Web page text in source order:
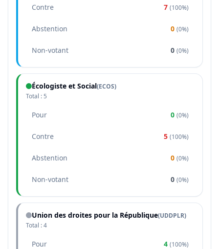
Contre 7 (100%)
Abstention 0 (0%)
Non-votant 0 (0%)
Écologiste et Social(ECOS)
Total : 5
Pour 0 (0%)
Contre 5 (100%)
Abstention 0 (0%)
Non-votant 0 (0%)
Union des droites pour la République(UDDPLR)
Total :4
Pour 4 (100%)